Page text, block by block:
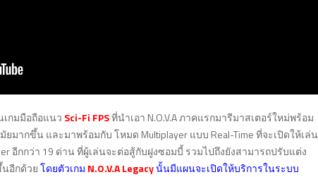
กมมือถือแนว Sci-Fi FPSที่นำเอา N.O.V.A ภาคแรกมารีมาสเตอร์ใหม่พร้อม
มากขึ้น และมาพร้อมกับ โหมด Multiplayer แบบ Real-Time ที่จะเปิดให้เล่น
อีกกว่า 19 ด่าน ที่ผู้เล่นจะต่อสู้กับฝูงซอมบี้ รวมไปถึงยังสามารถปรับแต่ง
อีกด้วยโดยตัวเกม N.O.V.A Legacyนั้นมีแผนจะเปิดให้บริการในระบบ